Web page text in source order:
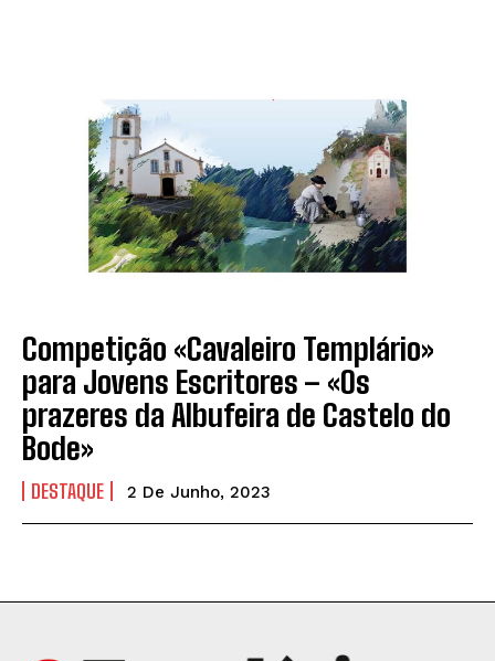
Competição «Cavaleiro Templário»
para Jovens Escritores – «Os
prazeres da Albufeira de Castelo do
Bode»
DESTAQUE 2 De Junho, 2023